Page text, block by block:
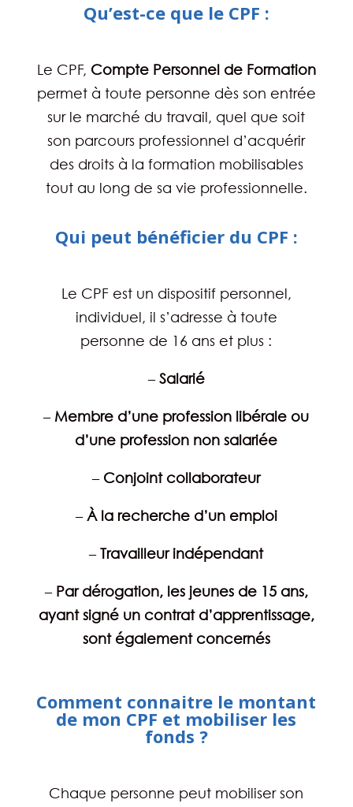
Qu’est-ce que le CPF :
Le CPF, Compte Personnel de Formation
permet à toute personne dès son entrée
sur le marché du travail, quel que soit
son parcours professionnel d’acquérir
des droits à la formation mobilisables
tout au long de sa vie professionnelle.
Qui peut bénéficier du CPF :
Le CPF est un dispositif personnel,
individuel, il s’adresse à toute
personne de 16 ans et plus :
–Salarié
– Membre d’une profession libérale ou
d’une profession non salariée
– Conjoint collaborateur
–À la recherche d’un emploi
–Travailleur indépendant
– Par dérogation, les jeunes de 15 ans,
ayant signé un contrat d’apprentissage,
sont également concernés
Comment connaitre le montant
de mon CPF et mobiliser les
fonds ?
Chaque personne peut mobiliser son